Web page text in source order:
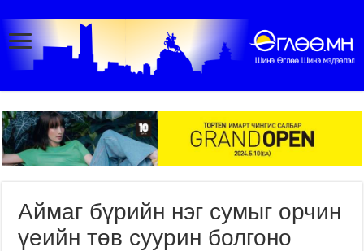
Аймаг бүрийн нэг сумыг орчин
үеийн төв суурин болгоно